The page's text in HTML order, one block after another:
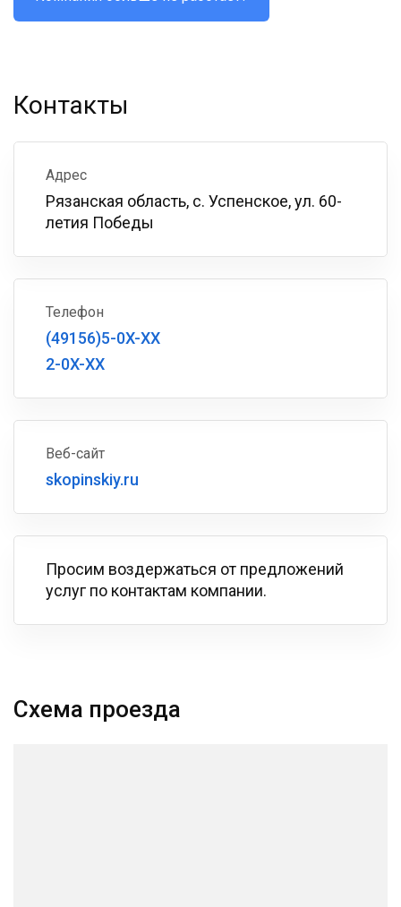
Контакты
Адрес
Рязанская область, с. Успенское, ул. 60-
летия Победы
Телефон
(49156)5-0X-XX
2-0X-XX
Веб-сайт
skopinskiy.ru
Просим воздержаться от предложений
услуг по контактам компании.
Схема проезда